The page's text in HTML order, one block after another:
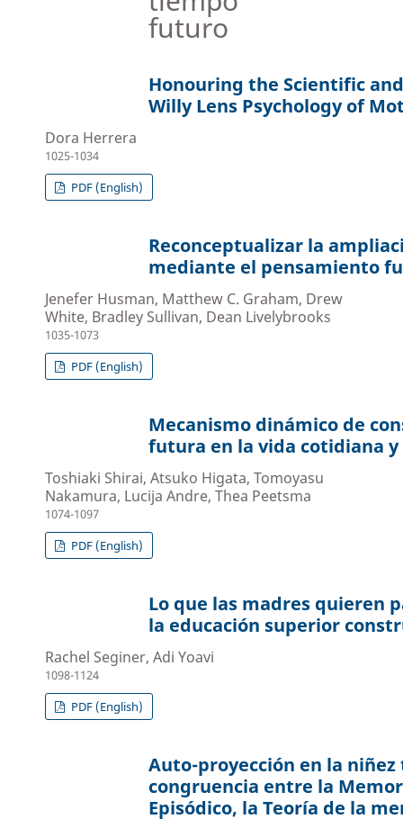
futuro
Honouring the Scientific
Willy Lens Psychology of
Dora Herrera
1025-1034
PDF (English)
Reconceptualizar la
mediante el pensamiento
Jenefer Husman, Matthew C. Graham, Drew
White, Bradley Sullivan, Dean Livelybrooks
1035-1073
PDF (English)
Mecanismo dinámico de
futura en la vida cotidiana
Toshiaki Shirai, Atsuko Higata, Tomoyasu
Nakamura, Lucija Andre, Thea Peetsma
1074-1097
PDF (English)
Lo que las madres quieren
la educación superior
Rachel Seginer, Adi Yoavi
1098-1124
PDF (English)
Auto-proyección en la
congruencia entre la
Episódico, la Teoría de la